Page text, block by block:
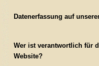
Datenerfassung auf
Wer ist verantwortlich für
Website?